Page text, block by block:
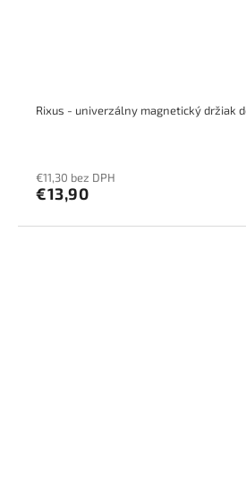
Rixus - univerzálny magnetický držiak
€11,30 bez DPH
€13,90